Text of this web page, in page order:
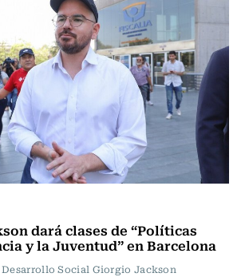
dará clases de “Políticas
y la Juventud” en Barcelona
Social Giorgio Jackson